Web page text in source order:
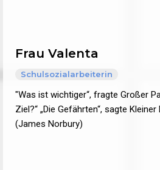
Frau Valenta
Schulsozialarbeiterin
"Was ist wichtiger“, fragte Großer
Ziel?“ „Die Gefährten“, sagte Kleiner
(James Norbury)